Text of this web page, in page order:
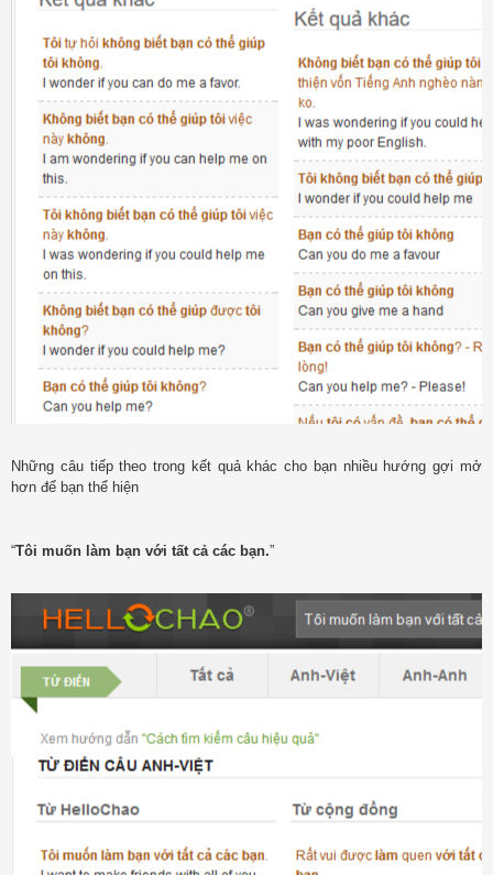
Những câu tiếp theo trong kết quả khác cho bạn nhiều hướng gợi mở
hơn để bạn thể hiện
“Tôi muốn làm bạn với tất cả các bạn.”